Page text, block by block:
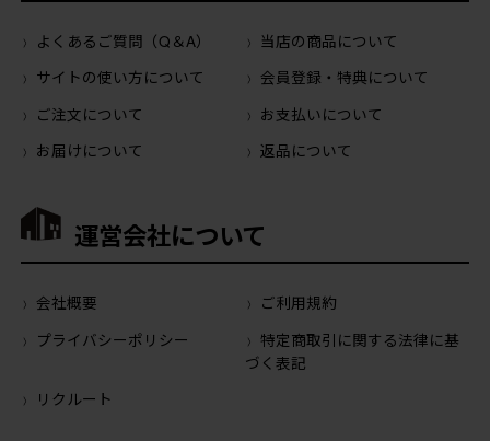
よくあるご質問（Q＆A）
当店の商品について
サイトの使い方について
会員登録・特典について
ご注文について
お支払いについて
お届けについて
返品について
運営会社について
会社概要
ご利用規約
プライバシーポリシー
特定商取引に関する法律に基
づく表記
リクルート